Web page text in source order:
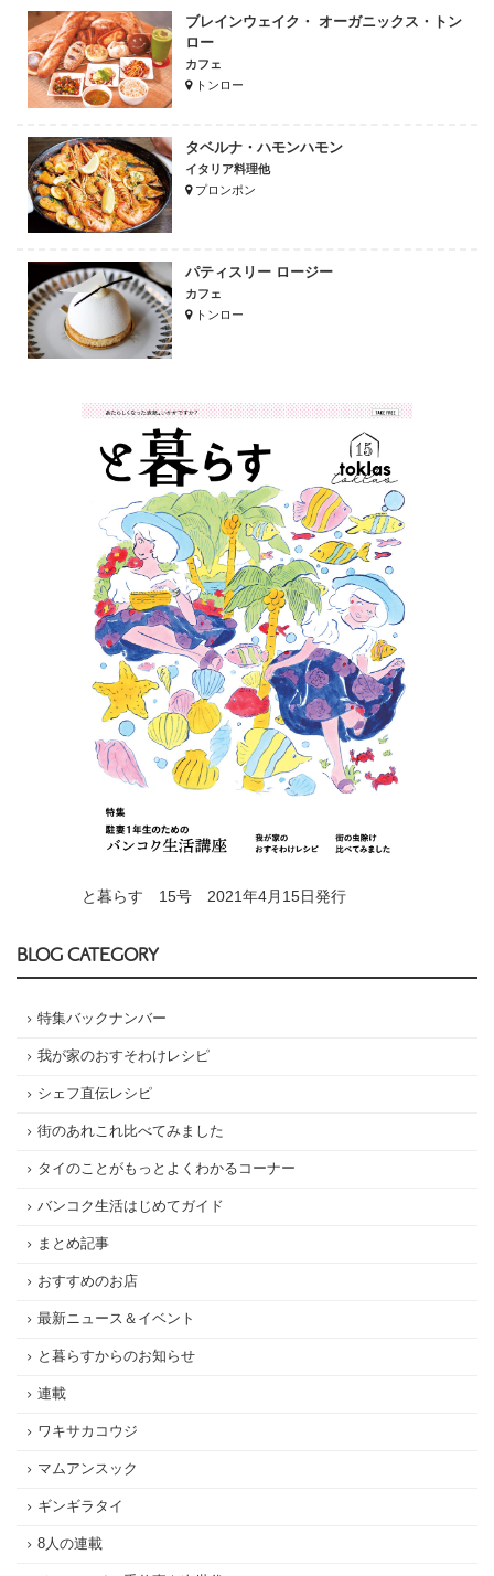
ブレインウェイク・ オーガニックス・トン
ロー
カフェ
トンロー
タベルナ・ハモンハモン
イタリア料理他
プロンポン
パティスリー ロージー
カフェ
トンロー
と暮らす 15号 2021年4月15日発行
BLOG CATEGORY
特集バックナンバー
我が家のおすそわけレシピ
シェフ直伝レシピ
街のあれこれ比べてみました
タイのことがもっとよくわかるコーナー
バンコク生活はじめてガイド
まとめ記事
おすすめのお店
最新ニュース＆イベント
と暮らすからのお知らせ
連載
ワキサカコウジ
マムアンスック
ギンギラタイ
8人の連載